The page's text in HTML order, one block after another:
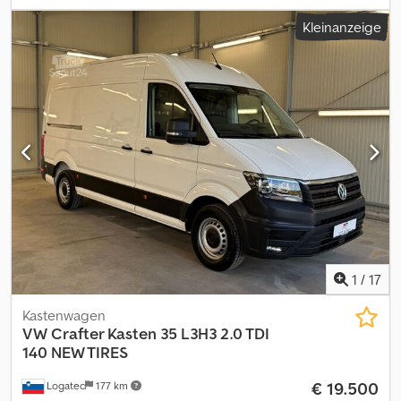
Stabilitätsprogramm (ESP), Klimaanlage, Zentralverriegelung,
Besichtigung nach telefonischer Vereinbarung. Chsdpszqxqmofx
Ap Eja
Kleinanzeige
1 / 17
Logatec 177 km
Kastenwagen
VWCrafter Kasten 35 L3H3 2.0 TDI
140 NEW TIRES
€ 19.500